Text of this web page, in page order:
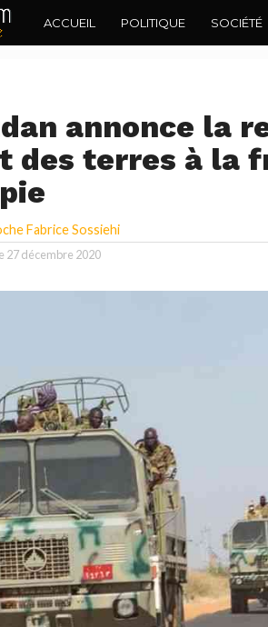
ACCUEIL POLITIQUE SOCIÉTÉ
annonce la
des terres à la
Fabrice Sossiehi
27 décembre 2020